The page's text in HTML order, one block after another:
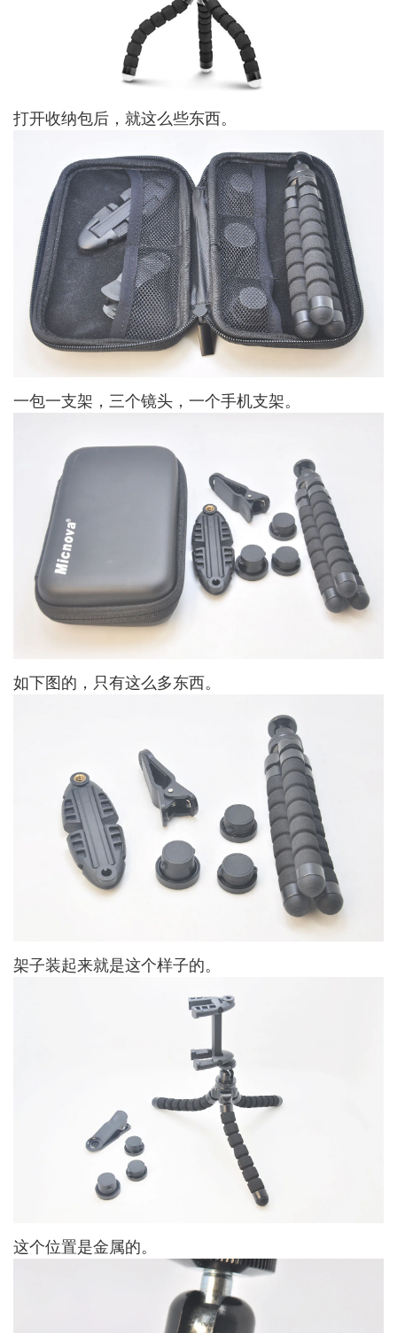
打开收纳包后，就这么些东西。
一包一支架，三个镜头，一个手机支架。
如下图的，只有这么多东西。
架子装起来就是这个样子的。
这个位置是金属的。